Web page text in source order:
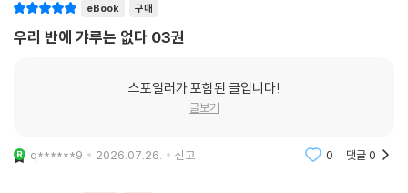
eBook 구매
우리 반에 갸루는 없다 03권
스포일러가 포함된 글입니다!
글보기
q******9 2026.07.26. 신고 0 댓글0